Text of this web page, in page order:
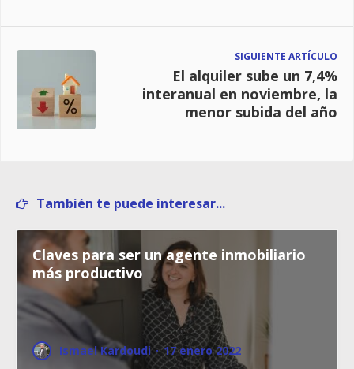
SIGUIENTE ARTÍCULO
El alquiler sube un 7,4%
interanual en noviembre, la
menor subida del año
También te puede interesar...
Claves para ser un agente inmobiliario
más productivo
Ismael Kardoudi · 17 enero 2022